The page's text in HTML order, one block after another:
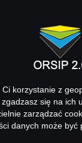
korzystanie z
się na ich
zarządzać
danych może być